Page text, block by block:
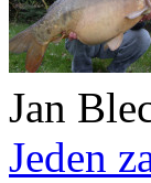
Jan
Jeden